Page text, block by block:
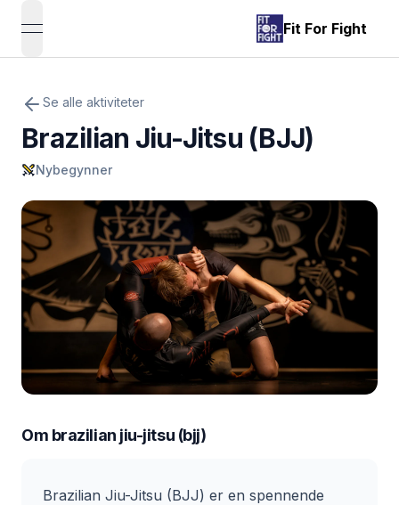
open navigation menu
Fit For Fight
Se alle aktiviteter
Brazilian Jiu-Jitsu (BJJ)
Nybegynner
Om brazilian jiu-jitsu (bjj)
Brazilian Jiu-Jitsu (BJJ) er en spennende